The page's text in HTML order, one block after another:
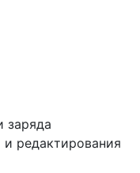
заряда
и редактирования